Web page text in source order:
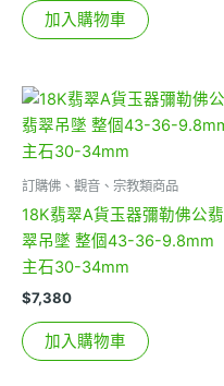
加入購物車
訂購佛、觀音、宗教類商品
18K翡翠A貨玉器彌勒佛公翡
翠吊墜 整個43-36-9.8mm
主石30-34mm
$7,380
加入購物車